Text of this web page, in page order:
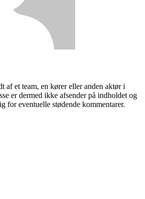
af et team, en kører eller anden aktør i
er dermed ikke afsender på indholdet og
for eventuelle stødende kommentarer.